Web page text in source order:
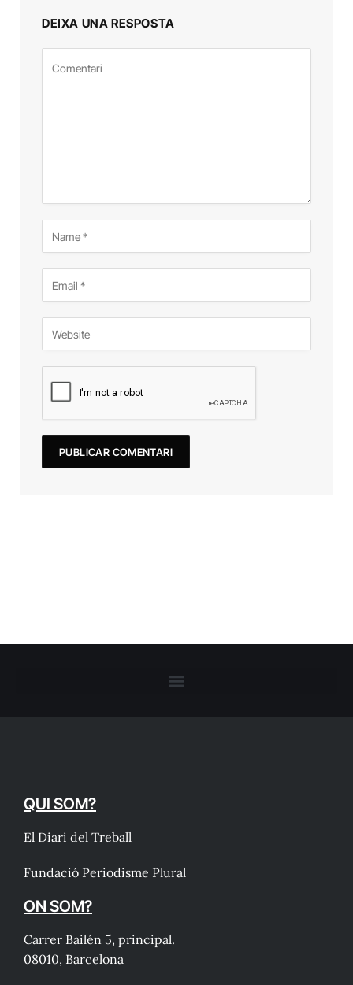
DEIXA UNA RESPOSTA
QUI SOM?
El Diari del Treball
Fundació Periodisme Plural
ON SOM?
Carrer Bailén 5, principal.
08010, Barcelona